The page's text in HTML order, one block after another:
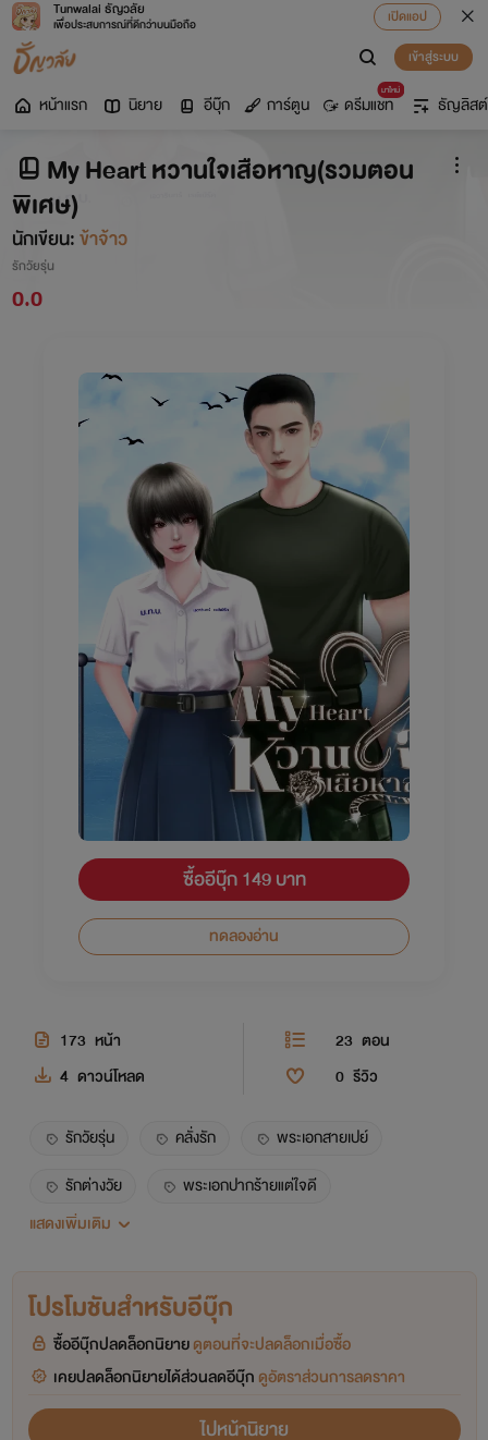
Tunwalai ธัญวลัย
เพื่อประสบการณ์ที่ดีกว่าบนมือถือ
เปิดแอป
เข้าสู่ระบบ
หน้าแรก นิยาย อีบุ๊ก การ์ตูน
มาใหม่
ดรีมแชท ธัญลิสต์
My Heart หวานใจเสือหาญ(รวมตอน
พิเศษ)
นักเขียน:ข้าจ้าว
รักวัยรุ่น
0.0
ซื้ออีบุ๊ก 149 บาท
ทดลองอ่าน
173 หน้า 23 ตอน
4 ดาวน์โหลด 0 รีวิว
รักวัยรุ่น คลั่งรัก
พระเอกสายเปย์
รักต่างวัย
พระเอกปากร้ายแต่ใจดี
พระเอกเย็นชา
แสดงเพิ่มเติม
โปรโมชันสำหรับอีบุ๊ก
ซื้ออีบุ๊กปลดล็อกนิยายดูตอนที่จะปลดล็อกเมื่อซื้อ
เคยปลดล็อกนิยายได้ส่วนลดอีบุ๊ก ดูอัตราส่วนการลดราคา
ไปหน้านิยาย